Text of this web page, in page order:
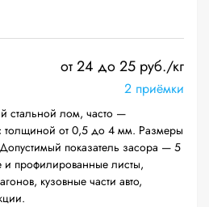
от 24 до 25 руб./кг
2 приёмки
стальной лом, часто —
толщиной от 0,5 до 4 мм. Размеры
показатель засора — 5
профилированные листы,
кузовные части авто,